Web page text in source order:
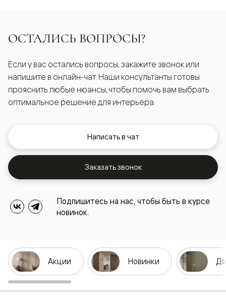
ОСТАЛИСЬ ВОПРОСЫ?
Если у вас остались вопросы, закажите звонок или
напишите в онлайн-чат. Наши консультанты готовы
прояснить любые нюансы, чтобы помочь вам выбрать
оптимальное решение для интерьера.
Написать в чат
Заказать звонок
Подпишитесь на нас, чтобы быть в курсе
новинок.
Акции Новинки